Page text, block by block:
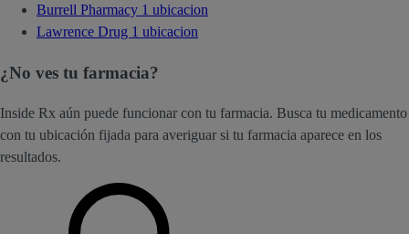
Burrell Pharmacy 1 ubicacion
Lawrence Drug 1 ubicacion
¿No ves tu farmacia?
Inside Rx aún puede funcionar con tu farmacia. Busca tu medicamento
con tu ubicación fijada para averiguar si tu farmacia aparece en los
resultados.